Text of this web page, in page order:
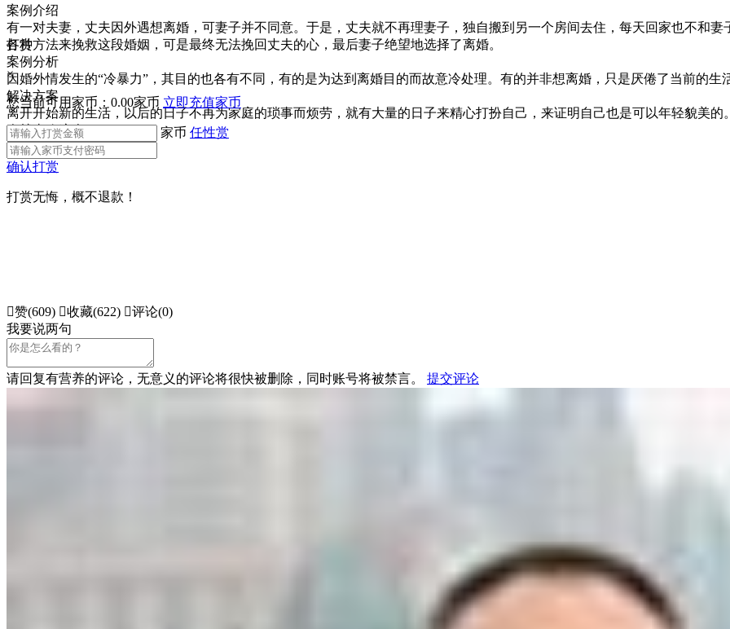
案例介绍
有一对夫妻，丈夫因外遇想离婚，可妻子并不同意。于是，丈夫就不再理妻子，独自搬到另一个房间去住，每天回家也不和
各种方法来挽救这段婚姻，可是最终无法挽回丈夫的心，最后妻子绝望地选择了离婚。
案例分析
因婚外情发生的“冷暴力”，其目的也各有不同，有的是为达到离婚目的而故意冷处理。有的并非想离婚，只是厌倦了当前的生
解决方案
离开开始新的生活，以后的日子不再为家庭的琐事而烦劳，就有大量的日子来精心打扮自己，来证明自己也是可以年轻貌美
人就喜欢这个。
赏
打赏
×
您当前可用家币： 0.00家币 立即充值家币
家币 任性赏
确认打赏
打赏无悔，概不退款！
赞(609) 收藏(622) 评论(0)
我要说两句
请回复有营养的评论，无意义的评论将很快被删除，同时账号将被禁言。 提交评论